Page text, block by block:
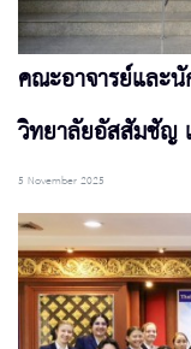
คณะอาจารย์และ
วิทยาลัยอัสสัมชัญ
5 November 2025